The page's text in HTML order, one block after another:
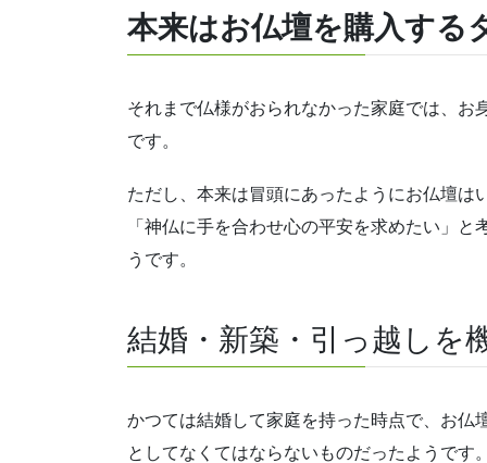
本来はお仏壇を購入する
それまで仏様がおられなかった家庭では、 お
です。
ただし、本来は冒頭にあったようにお仏壇は
「神仏に手を合わせ心の平安を求めたい」
うです。
結婚・新築・引っ越しを
かつては結婚して家庭を持った時点で、お仏
としてなくてはならないものだったようです